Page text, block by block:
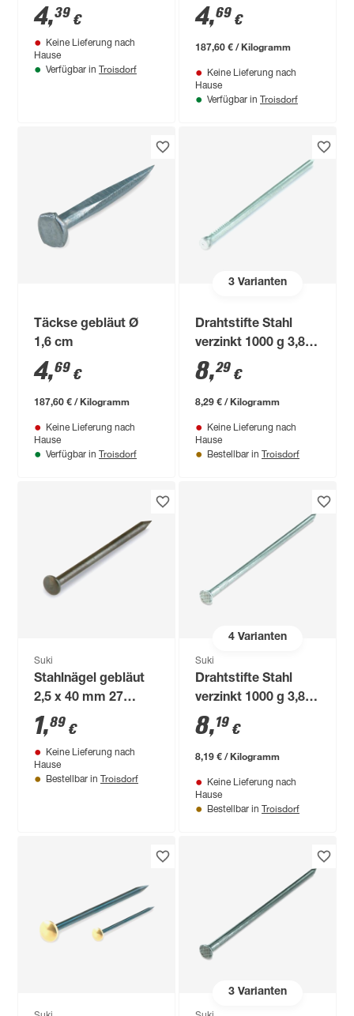
mm 20 Stück
4,39 €
Keine Lieferung nach
Hause
Verfügbar in Troisdorf
4,69 €
187,60 € / Kilogramm
Keine Lieferung nach
Hause
Verfügbar in Troisdorf
Täckse gebläut Ø
1,6 cm
4,69 €
187,60 € / Kilogramm
Keine Lieferung nach
Hause
Verfügbar in Troisdorf
3Varianten
Drahtstifte Stahl
verzinkt 1000 g 3,8 x
100 mm Stauchkopf
8,29 €
8,29 € / Kilogramm
Keine Lieferung nach
Hause
Bestellbar in Troisdorf
Suki
Stahlnägel gebläut
2,5 x 40 mm 27
Stück
1,89 €
Keine Lieferung nach
Hause
Bestellbar in Troisdorf
4Varianten
Suki
Drahtstifte Stahl
verzinkt 1000 g 3,8 x
100 mm Senkkopf
8,19 €
8,19 € / Kilogramm
Keine Lieferung nach
Hause
Bestellbar in Troisdorf
3Varianten